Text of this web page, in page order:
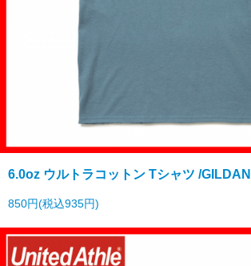
6.0oz ウルトラコットン Tシャツ /
850円(税込935円)